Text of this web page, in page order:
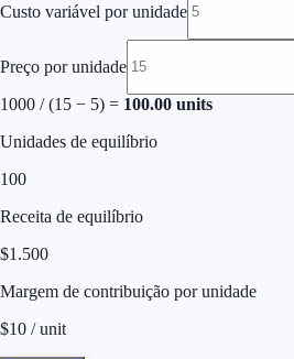
Custo variável por unidade
Preço por unidade
1000 / (15 − 5) = 100.00 units
Unidades de equilíbrio
100
Receita de equilíbrio
$1.500
Margem de contribuição por unidade
$10 / unit